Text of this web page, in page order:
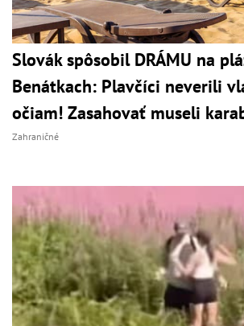
Slovák spôsobil DRÁMU na
Benátkach: Plavčíci neverili
očiam! Zasahovať museli
Zahraničné